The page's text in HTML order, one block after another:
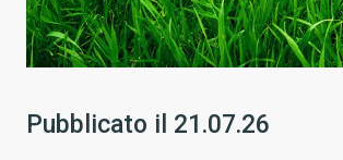
Pubblicato il 21.07.26